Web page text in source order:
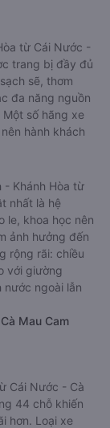
từ Cái Nước -
trang bị đầy đủ
sẽ, thơm
đa năng nguồn
số hãng xe
hành khách
- Khánh Hòa từ
nhất là hệ
le, khoa học nên
ảnh hưởng đến
rộng rãi: chiều
với giường
ngoài lẫn
Mau Cam
Cái Nước - Cà
44 chỗ khiến
hơn. Loại xe